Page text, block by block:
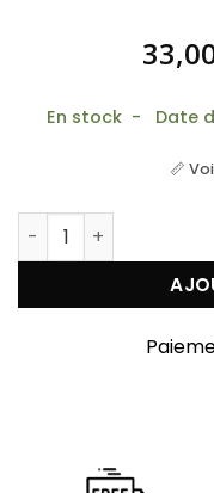
En stock - Date
📏
quantité de